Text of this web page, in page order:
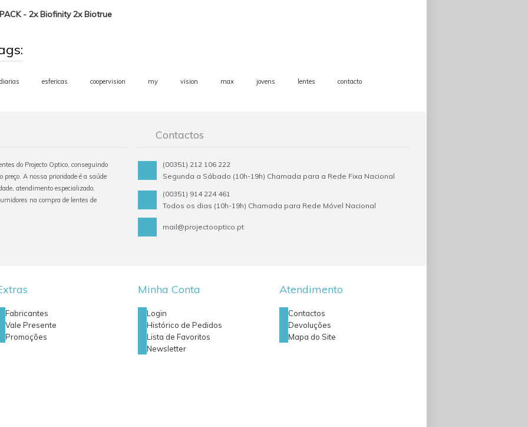
- 2x Biofinity 2x Biotrue
diarias esfericas coopervision my vision max jovens lentes contacto
do Projecto Optico, conseguindo
A nossa prioridade é a saúde
atendimento especializado,
na compra de lentes de
Contactos
(00351) 212 106 222
Segunda a Sábado (10h-19h) Chamada para a Rede Fixa Nacional
(00351) 914 224 461
Todos os dias (10h-19h) Chamada para Rede Móvel Nacional
mail@projectooptico.pt
Fabricantes
Vale Presente
Promoções
Minha Conta
Login
Histórico de Pedidos
Lista de Favoritos
Newsletter
Atendimento
Contactos
Devoluções
Mapa do Site